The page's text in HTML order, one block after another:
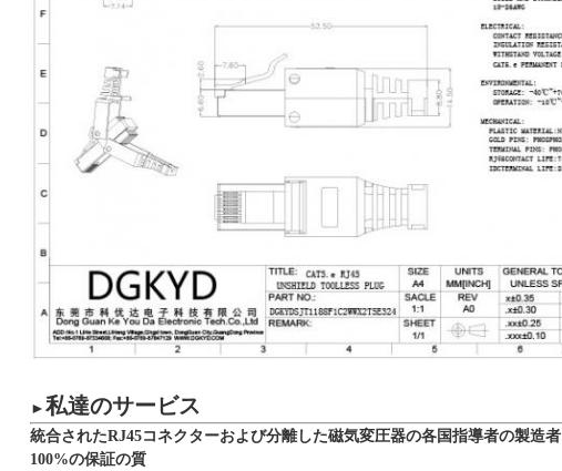
► 私達のサービス
統合されたRJ45コネクターおよび分離した磁気変圧器の各国指導者の製造者
100%の保証の質